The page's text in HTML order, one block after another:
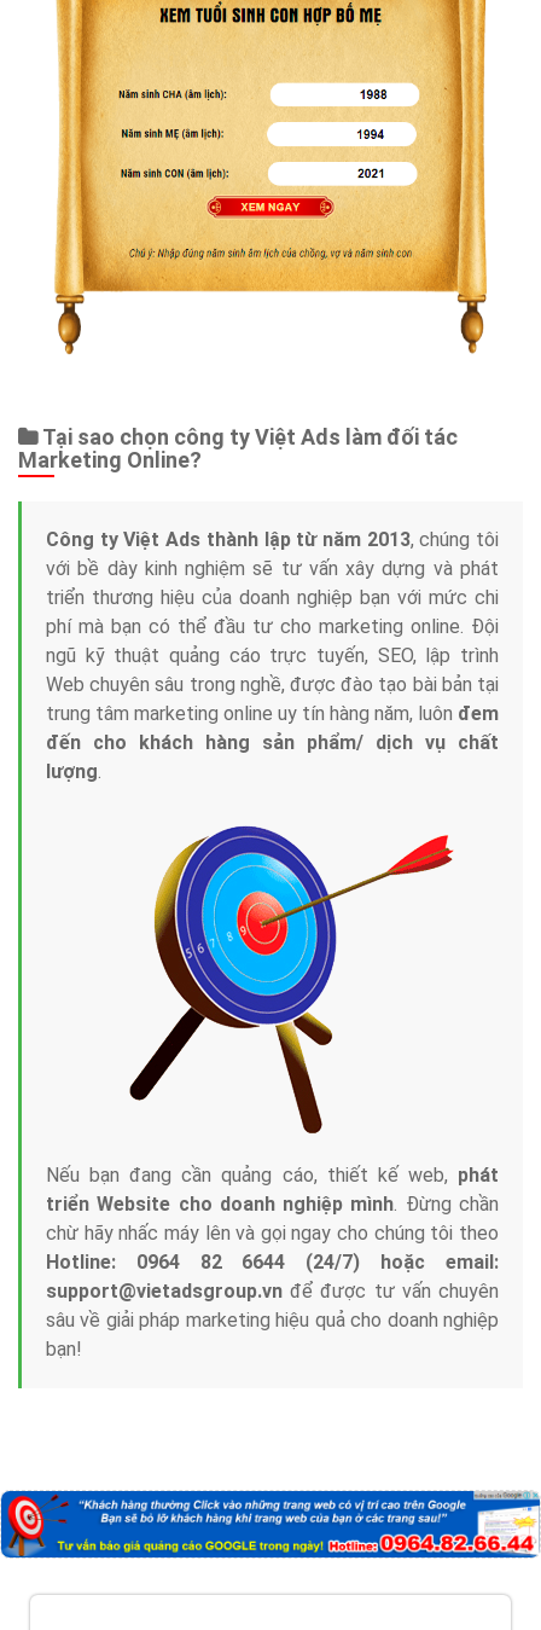
Tại sao chọn công ty Việt Ads làm đối tác
Marketing Online?
Công ty Việt Ads thành lập từ năm 2013, chúng tôi
với bề dày kinh nghiệm sẽ tư vấn xây dựng và phát
triển thương hiệu của doanh nghiệp bạn với mức chi
phí mà bạn có thể đầu tư cho marketing online. Đội
ngũ kỹ thuật quảng cáo trực tuyến, SEO, lập trình
Web chuyên sâu trong nghề, được đào tạo bài bản tại
trung tâm marketing online uy tín hàng năm, luôn đem
đến cho khách hàng sản phẩm/ dịch vụ chất
lượng.
Nếu bạn đang cần quảng cáo, thiết kế web, phát
triển Website cho doanh nghiệp mình. Đừng chần
chừ hãy nhấc máy lên và gọi ngay cho chúng tôi theo
Hotline: 0964 82 6644 (24/7) hoặc email:
support@vietadsgroup.vn để được tư vấn chuyên
sâu về giải pháp marketing hiệu quả cho doanh nghiệp
bạn!